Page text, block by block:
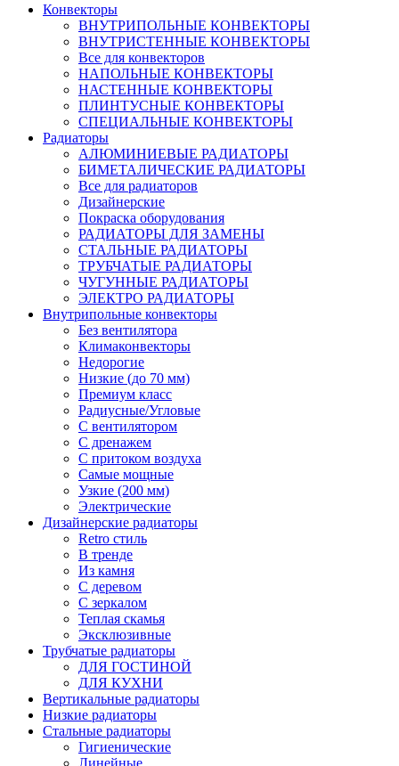
Конвекторы
ВНУТРИПОЛЬНЫЕ КОНВЕКТОРЫ
ВНУТРИСТЕННЫЕ КОНВЕКТОРЫ
Все для конвекторов
НАПОЛЬНЫЕ КОНВЕКТОРЫ
НАСТЕННЫЕ КОНВЕКТОРЫ
ПЛИНТУСНЫЕ КОНВЕКТОРЫ
СПЕЦИАЛЬНЫЕ КОНВЕКТОРЫ
Радиаторы
АЛЮМИНИЕВЫЕ РАДИАТОРЫ
БИМЕТАЛИЧЕСКИЕ РАДИАТОРЫ
Все для радиаторов
Дизайнерские
Покраска оборудования
РАДИАТОРЫ ДЛЯ ЗАМЕНЫ
СТАЛЬНЫЕ РАДИАТОРЫ
ТРУБЧАТЫЕ РАДИАТОРЫ
ЧУГУННЫЕ РАДИАТОРЫ
ЭЛЕКТРО РАДИАТОРЫ
Внутрипольные конвекторы
Без вентилятора
Климаконвекторы
Недорогие
Низкие (до 70 мм)
Премиум класс
Радиусные/Угловые
С вентилятором
С дренажем
С притоком воздуха
Самые мощные
Узкие (200 мм)
Электрические
Дизайнерские радиаторы
Retro стиль
В тренде
Из камня
С деревом
С зеркалом
Теплая скамья
Эксклюзивные
Трубчатые радиаторы
ДЛЯ ГОСТИНОЙ
ДЛЯ КУХНИ
Вертикальные радиаторы
Низкие радиаторы
Стальные радиаторы
Гигиенические
Линейные